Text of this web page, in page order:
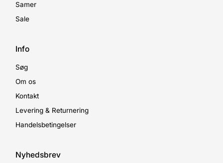
Samer
Sale
Info
Søg
Om os
Kontakt
Levering & Returnering
Handelsbetingelser
Nyhedsbrev